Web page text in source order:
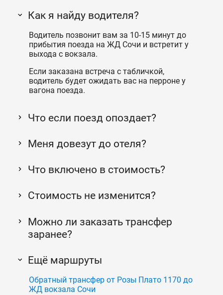
Как я найду водителя?
Водитель позвонит вам за 10-15 минут до
прибытия поезда на ЖД Сочи и встретит у
выхода с вокзала.
Если заказана встреча с табличкой,
водитель будет ожидать вас на перроне у
вагона поезда.
Что если поезд опоздает?
Меня довезут до отеля?
Что включено в стоимость?
Стоимость не изменится?
Можно ли заказать трансфер
заранее?
Ещё маршруты
Обратный трансфер от Розы Плато 1170 до
ЖД вокзала Сочи